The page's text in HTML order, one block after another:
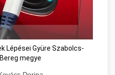
Lépései Gyüre Szabolcs-
megye